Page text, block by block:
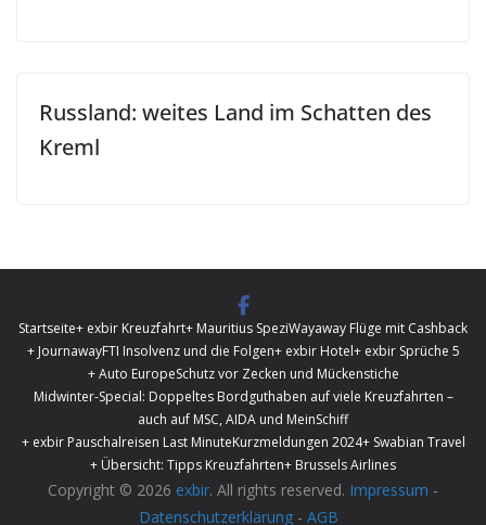
Russland: weites Land im Schatten des
Kreml
Startseite+ exbir Kreuzfahrt+ Mauritius SpeziWayaway Flüge mit Cashback
+ JournawayFTI Insolvenz und die Folgen+ exbir Hotel+ exbir Sprüche 5
+ Auto EuropeSchutz vor Zecken und Mückenstiche
Midwinter-Special: Doppeltes Bordguthaben auf viele Kreuzfahrten –
auch auf MSC, AIDA und MeinSchiff
+ exbir Pauschalreisen Last MinuteKurzmeldungen 2024+ Swabian Travel
+ Übersicht: Tipps Kreuzfahrten+ Brussels Airlines
Copyright © 2026 exbir. All rights reserved. Impressum -
Datenschutzerklärung - AGB